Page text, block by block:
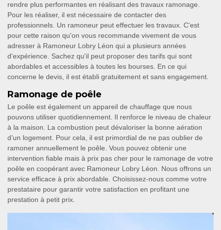
rendre plus performantes en réalisant des travaux ramonage.
Pour les réaliser, il est nécessaire de contacter des
professionnels. Un ramoneur peut effectuer les travaux. C'est
pour cette raison qu'on vous recommande vivement de vous
adresser à Ramoneur Lobry Léon qui a plusieurs années
d'expérience. Sachez qu'il peut proposer des tarifs qui sont
abordables et accessibles à toutes les bourses. En ce qui
concerne le devis, il est établi gratuitement et sans engagement.
Ramonage de poêle
Le poêle est également un appareil de chauffage que nous
pouvons utiliser quotidiennement. Il renforce le niveau de chaleur
à la maison. La combustion peut dévaloriser la bonne aération
d’un logement. Pour cela, il est primordial de ne pas oublier de
ramoner annuellement le poêle. Vous pouvez obtenir une
intervention fiable mais à prix pas cher pour le ramonage de votre
poêle en coopérant avec Ramoneur Lobry Léon. Nous offrons un
service efficace à prix abordable. Choisissez-nous comme votre
prestataire pour garantir votre satisfaction en profitant une
prestation à petit prix.